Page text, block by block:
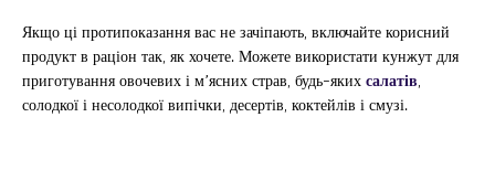
Якщо ці протипоказання вас не зачіпають, включайте корисний
продукт в раціон так, як хочете. Можете використати кунжут для
приготування овочевих і м’ясних страв, будь-якихсалатів,
солодкої і несолодкої випічки, десертів, коктейлів і смузі.